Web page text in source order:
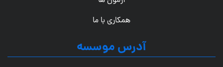
همکاری با ما
آدرس موسسه